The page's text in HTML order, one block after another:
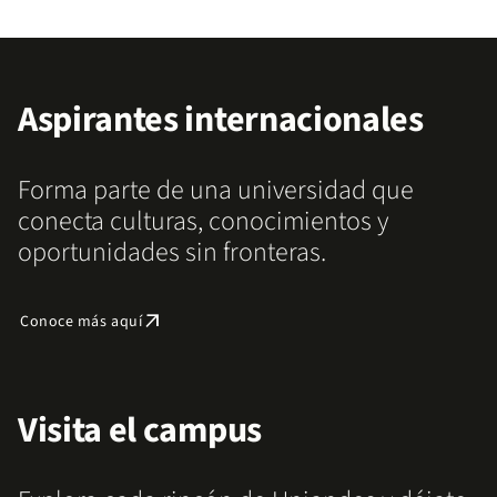
Aspirantes internacionales
Forma parte de una universidad que
conecta culturas, conocimientos y
oportunidades sin fronteras.
Conoce más aquíarrow_outward
Visita el campus